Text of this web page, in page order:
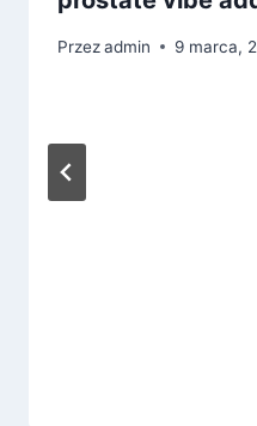
Przezadmin 9 marca,